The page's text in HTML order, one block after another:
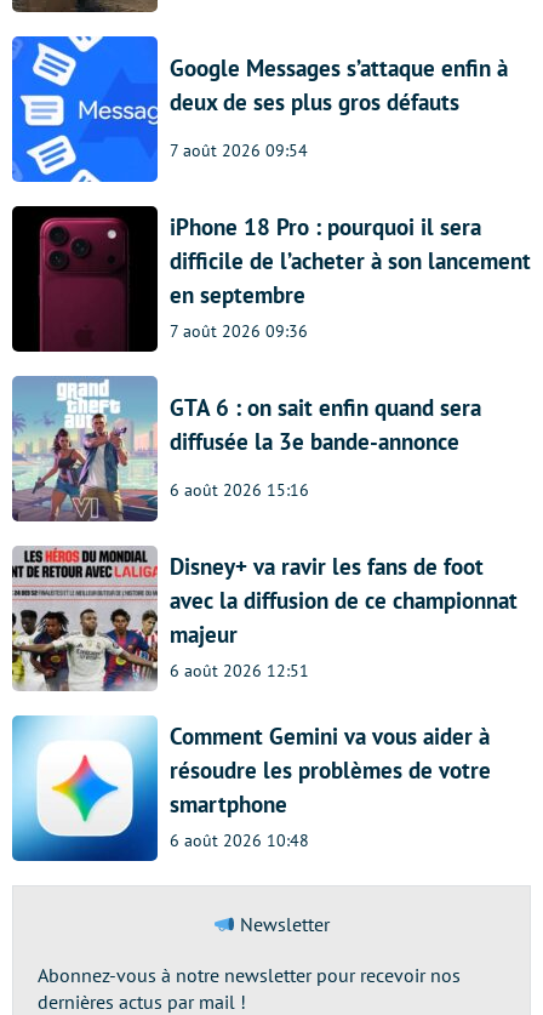
Google Messages s’attaque enfin à
deux de ses plus gros défauts
7 août 2026 09:54
iPhone 18 Pro : pourquoi il sera
difficile de l’acheter à son lancement
en septembre
7 août 2026 09:36
GTA 6 : on sait enfin quand sera
diffusée la 3e bande-annonce
6 août 2026 15:16
Disney+ va ravir les fans de foot
avec la diffusion de ce championnat
majeur
6 août 2026 12:51
Comment Gemini va vous aider à
résoudre les problèmes de votre
smartphone
6 août 2026 10:48
Newsletter
Abonnez-vous à notre newsletter pour recevoir nos
dernières actus par mail !